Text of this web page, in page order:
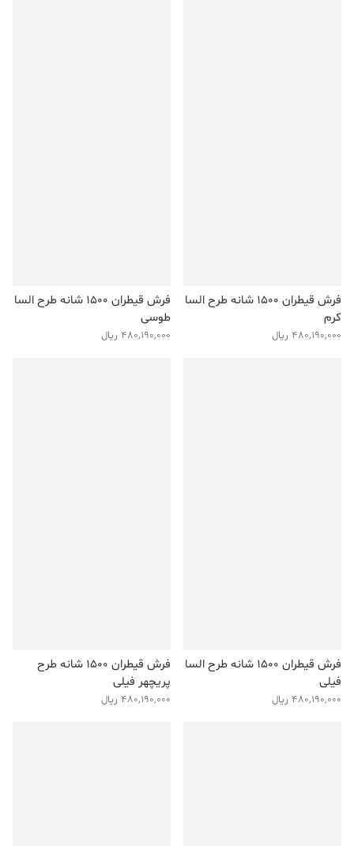
فرش قیطران ۱۵۰۰ شانه طرح السا
کرم
480,190,000 ریال
فرش قیطران ۱۵۰۰ شانه طرح السا
طوسی
480,190,000 ریال
فرش قیطران ۱۵۰۰ شانه طرح السا
فیلی
480,190,000 ریال
فرش قیطران ۱۵۰۰ شانه طرح
پریچهر فیلی
480,190,000 ریال